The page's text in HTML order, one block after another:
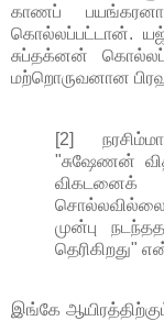
காணப்
கொல்லப்பட்டான்.
சுப்தக்னன்
மற்றொருவனான
[2]
"சுஷேணன்
முன்பு
தெரிகிறது"
இங்கே